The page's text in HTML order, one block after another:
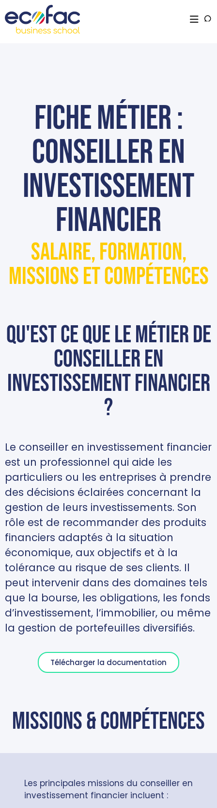
Fiche métier :
Conseiller en
investissement
financier
Salaire, formation,
missions et compétences
Qu'est ce que le métier de
conseiller en
investissement financier
?
Le conseiller en investissement financier
est un professionnel qui aide les
particuliers ou les entreprises à prendre
des décisions éclairées concernant la
gestion de leurs investissements. Son
rôle est de recommander des produits
financiers adaptés à la situation
économique, aux objectifs et à la
tolérance au risque de ses clients. Il
peut intervenir dans des domaines tels
que la bourse, les obligations, les fonds
d’investissement, l’immobilier, ou même
la gestion de portefeuilles diversifiés.
Télécharger la documentation
missions & compétences
Les principales missions du conseiller en
investissement financier incluent :